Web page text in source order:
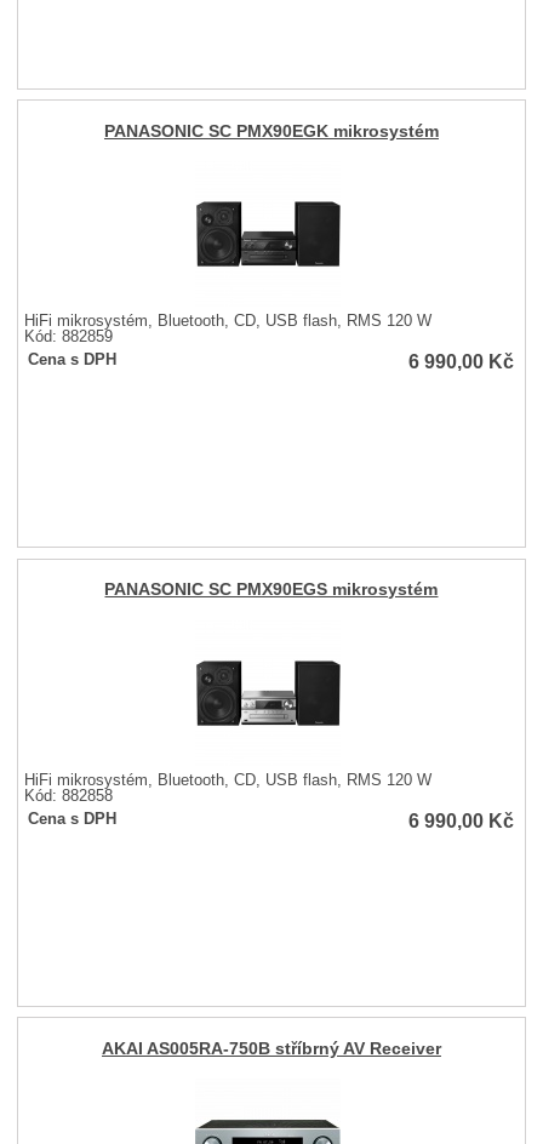
PANASONIC SC PMX90EGK mikrosystém
HiFi mikrosystém, Bluetooth, CD, USB flash, RMS 120 W
Kód: 882859
Cena s DPH
6 990,00 Kč
PANASONIC SC PMX90EGS mikrosystém
HiFi mikrosystém, Bluetooth, CD, USB flash, RMS 120 W
Kód: 882858
Cena s DPH
6 990,00 Kč
AKAI AS005RA-750B stříbrný AV Receiver